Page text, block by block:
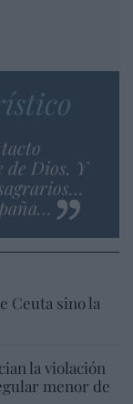
Dios. Y
Ceuta sino la
la violación
menor de